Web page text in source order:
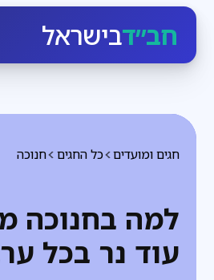
חב״דבישראל
חנוכה כל החגים חגים ומועדים
למה בחנוכה
עוד נר בכל